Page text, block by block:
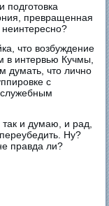
подготовка
превращенная
что возбуждение
в интервью Кучмы,
думать, что лично
с
служебным
и думаю, и рад,
Ну?
правда ли?